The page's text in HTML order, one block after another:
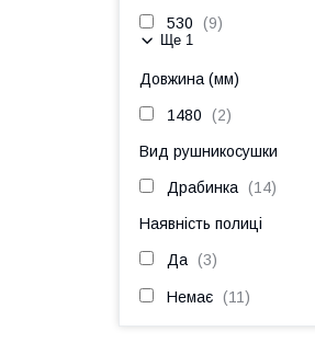
530 9
Ще 1
Довжина (мм)
1480 2
Вид рушникосушки
Драбинка 14
Наявність полиці
Да 3
Немає 11